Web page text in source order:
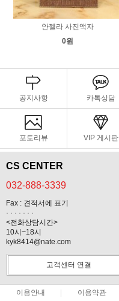
안젤라 사진액자
0원
공지사항 카톡상담
포토리뷰 VIP 게시판
CS CENTER
032-888-3339
Fax : 견적서에 표기
· · · · · · ·
<전화상담시간>
10시~18시
kyk8414@nate.com
고객센터 연결
이용안내 이용약관